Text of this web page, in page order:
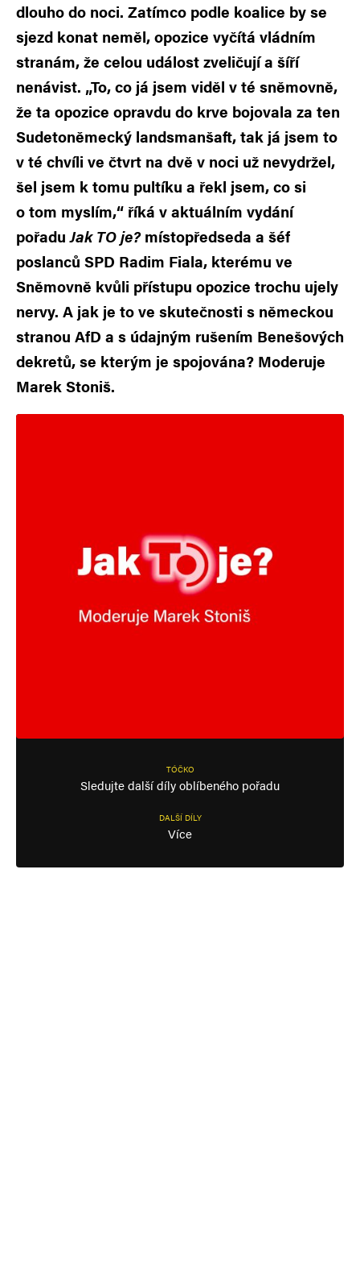
dlouho do noci. Zatímco podle koalice by se
sjezd konat neměl, opozice vyčítá vládním
stranám, že celou událost zveličují a šíří
nenávist. „To, co já jsem viděl v té sněmovně,
že ta opozice opravdu do krve bojovala za ten
Sudetoněmecký landsmanšaft, tak já jsem to
v té chvíli ve čtvrt na dvě v noci už nevydržel,
šel jsem k tomu pultíku a řekl jsem, co si
o tom myslím,“ říká v aktuálním vydání
pořaduJak TO je?místopředseda a šéf
poslanců SPD Radim Fiala, kterému ve
Sněmovně kvůli přístupu opozice trochu ujely
nervy. A jak je to ve skutečnosti s německou
stranou AfD a s údajným rušením Benešových
dekretů, se kterým je spojována? Moderuje
Marek Stoniš.
TÓČKO
Sledujte další díly oblíbeného pořadu
DALŠÍ DÍLY
Více